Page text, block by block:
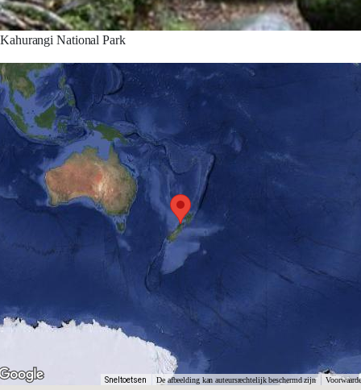
Kahurangi National Park
Sneltoetsen De afbeelding kan auteursrechtelijk beschermd zijn